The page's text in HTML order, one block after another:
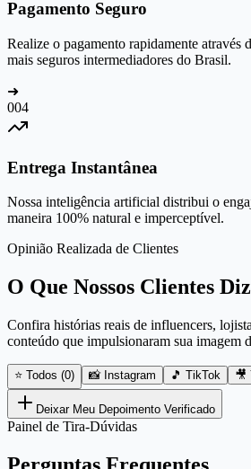
Pagamento Seguro
Realize o pagamento rapidamente através
mais seguros intermediadores do Brasil.
➜
004
Entrega Instantânea
Nossa inteligência artificial distribui o
maneira 100% natural e imperceptível.
Opinião Realizada de Clientes
O Que Nossos Clientes
Confira histórias reais de influencers,
conteúdo que impulsionaram sua imagem
⭐ Todos (0) 📸 Instagram 🎵 TikTok 🎥
Deixar Meu Depoimento Verificado
Painel de Tira-Dúvidas